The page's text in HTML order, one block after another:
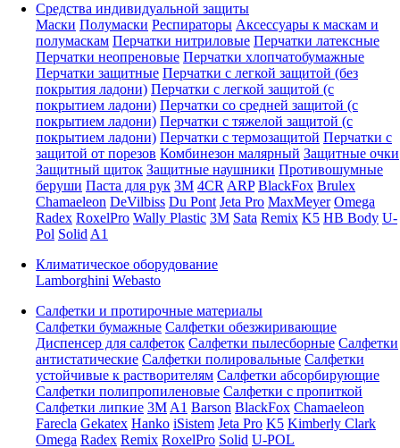
Средства индивидуальной защиты
Маски Полумаски Респираторы Аксессуары к маскам и
полумаскам Перчатки нитриловые Перчатки латексные
Перчатки неопреновые Перчатки хлопчатобумажные
Перчатки защитные Перчатки с легкой защитой (без
покрытия ладони) Перчатки с легкой защитой (с
покрытием ладони) Перчатки со средней защитой (с
покрытием ладони) Перчатки с тяжелой защитой (с
покрытием ладони) Перчатки с термозащитой Перчатки с
защитой от порезов Комбинезон малярный Защитные очки
Защитный щиток Защитные наушники Противошумные
беруши Паста для рук 3M 4CR ARP BlackFox Brulex
Chamaeleon DeVilbiss Du Pont Jeta Pro MaxMeyer Omega
Radex RoxelPro Wally Plastic 3M Sata Remix K5 HB Body U-
Pol Solid A1
Климатическое оборудование
Lamborghini Webasto
Салфетки и протирочные материалы
Салфетки бумажные Салфетки обезжиривающие
Диспенсер для салфеток Салфетки пылесборные Салфетки
антистатические Салфетки полировальные Салфетки
устойчивые к растворителям Салфетки абсорбирующие
Салфетки полипропиленовые Салфетки с пропиткой
Салфетки липкие 3M A1 Barson BlackFox Chamaeleon
Farecla Gekatex Hanko iSistem Jeta Pro K5 Kimberly Clark
Omega Radex Remix RoxelPro Solid U-POL